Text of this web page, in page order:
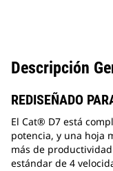
Descripción
REDISEÑADO
El Cat® D7 está
potencia, y una hoja
más de
estándar de 4